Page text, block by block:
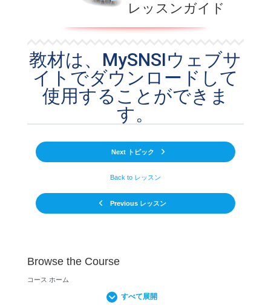
レッスンガイド
教材は、MySNSIウェブサ
イトでダウンロードして
使用することができま
す。
Previous レッスン
Back to レッスン
Next トピック
Browse the Course
コース ホーム
すべて展開